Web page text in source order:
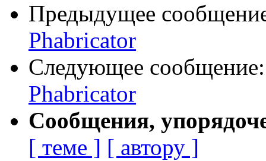
Предыдущее
Phabricator
Следующее
Phabricator
Сообщения,
[ теме ] [ автору ]